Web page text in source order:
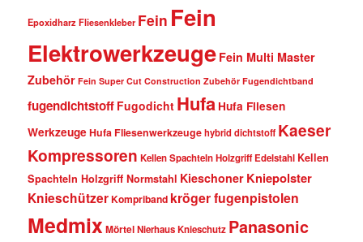
Epoxidharz Fliesenkleber Fein Fein
Elektrowerkzeuge Fein Multi Master
Zubehör Fein Super Cut Construction Zubehör Fugendichtband
fugendichtstoff Fugodicht Hufa Hufa Fliesen
WerkzeugeHufa Fliesenwerkzeugehybrid dichtstoff Kaeser
Kompressoren Kellen Spachteln Holzgriff Edelstahl Kellen
Spachteln Holzgriff Normstahl Kieschoner Kniepolster
KnieschützerKompriband kröger fugenpistolen
Medmix MörtelNierhaus Knieschutz Panasonic